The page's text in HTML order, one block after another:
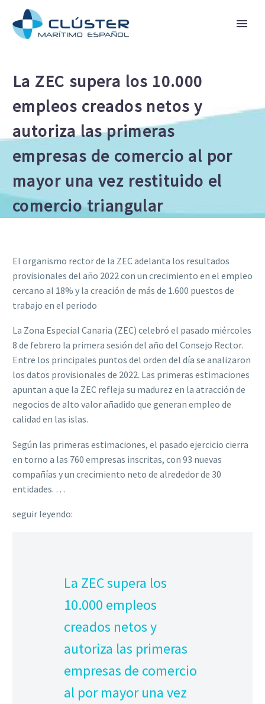
La ZEC supera los 10.000
empleos creados netos y
autoriza las primeras
empresas de comercio al por
mayor una vez restituido el
comercio triangular
El organismo rector de la ZEC adelanta los resultados
provisionales del año 2022 con un crecimiento en el empleo
cercano al 18% y la creación de más de 1.600 puestos de
trabajo en el periodo
La Zona Especial Canaria (ZEC) celebró el pasado miércoles
8 de febrero la primera sesión del año del Consejo Rector.
Entre los principales puntos del orden del día se analizaron
los datos provisionales de 2022. Las primeras estimaciones
apuntan a que la ZEC refleja su madurez en la atracción de
negocios de alto valor añadido que generan empleo de
calidad en las islas.
Según las primeras estimaciones, el pasado ejercicio cierra
en torno a las 760 empresas inscritas, con 93 nuevas
compañías y un crecimiento neto de alrededor de 30
entidades. …
seguir leyendo:
La ZEC supera los
10.000 empleos
creados netos y
autoriza las primeras
empresas de comercio
al por mayor una vez